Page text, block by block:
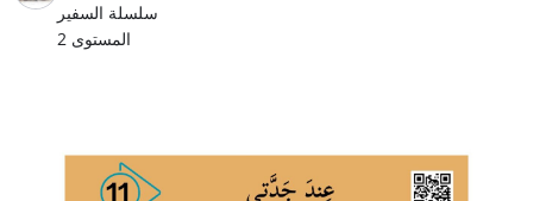
سلسلة السفير
المستوى 2